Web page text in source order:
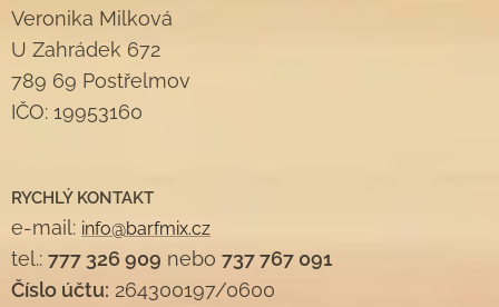
Veronika Milková
U Zahrádek 672
789 69 Postřelmov
IČO: 19953160
RYCHLÝ KONTAKT
e-mail: info@barfmix.cz
tel.: 777 326 909 nebo 737 767 091
Číslo účtu: 264300197/0600